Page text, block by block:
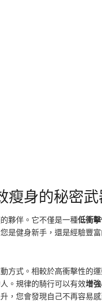
瘦身的秘密
夥伴。它不僅是一種低衝
是健身新手，還是經驗豐
方式。相較於高衝擊性的
。規律的騎行可以有效增
，您會發現自己不再容易